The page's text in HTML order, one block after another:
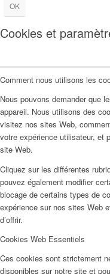
OK
Cookies et
Comment nous utilisons les
Nous pouvons demander que
appareil. Nous utilisons des
visitez nos sites Web,
votre expérience utilisateur, et
site Web.
Cliquez sur les différentes
pouvez également modifier
blocage de certains types de
expérience sur nos sites Web
d’offrir.
Cookies Web Essentiels
Ces cookies sont strictement
disponibles sur notre site et